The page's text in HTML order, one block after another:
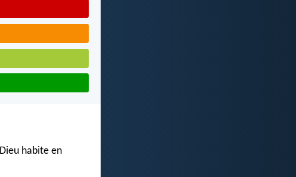
habite en